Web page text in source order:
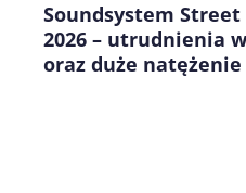
Soundsystem Street
2026 – utrudnienia
oraz duże